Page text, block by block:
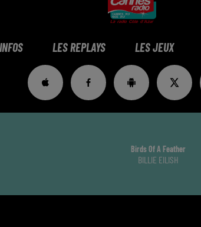
LES REPLAYS LES JEUX
Birds Of A Feather
BILLIE EILISH